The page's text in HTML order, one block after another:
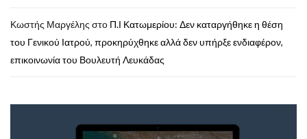
Κωστής Μαργέλης στο Π.Ι Κατωμερίου: Δεν καταργήθηκε η θέση
του Γενικού Ιατρού, προκηρύχθηκε αλλά δεν υπήρξε ενδιαφέρον,
επικοινωνία του Βουλευτή Λευκάδας